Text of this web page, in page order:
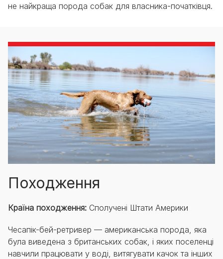
не найкраща порода собак для власника-початківця.
Походження
Країна походження: Сполучені Штати Америки
Чесапік-бей-ретривер — американська порода, яка
була виведена з британських собак, і яких поселенці
навчили працювати у воді, витягувати качок та інших